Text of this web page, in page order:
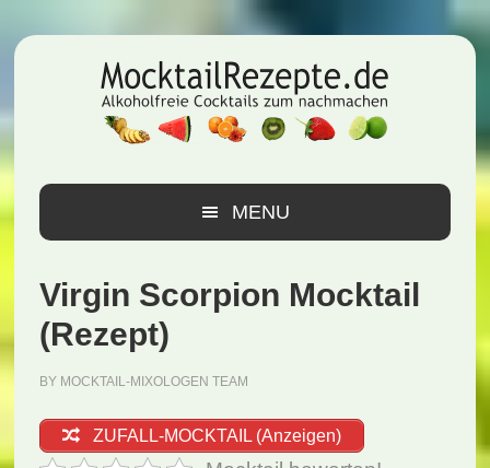
Hauptnavigation
Inhalt
Seitenspalte
MENU
Virgin Scorpion Mocktail
(Rezept)
BY MOCKTAIL-MIXOLOGEN TEAM
ZUFALL-MOCKTAIL (Anzeigen)